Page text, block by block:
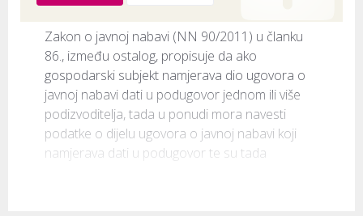
Zakon o javnoj nabavi (NN 90/2011) u članku
86., između ostalog, propisuje da ako
gospodarski subjekt namjerava dio ugovora o
javnoj nabavi dati u podugovor jednom ili više
podizvoditelja, tada u ponudi mora navesti
podatke o dijelu ugovora o javnoj nabavi koji
namjerava dati u podugovor te su tada